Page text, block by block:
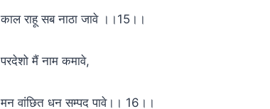
काल राहू सब नाठा जावे ।।15।।
परदेशो मैं नाम कमावे,
मन वांछित धन सम्पद पावे।। 16।।